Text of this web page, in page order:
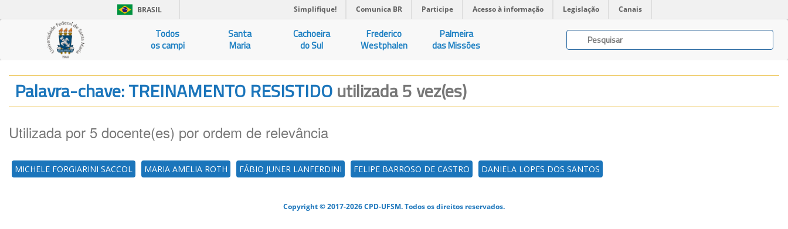
BRASIL Simplifique! Comunica BR Participe Acesso à informação Legislação Canais
Todos
os campi
Santa
Maria
Cachoeira
do Sul
Frederico
Westphalen
Palmeira
das Missões
Palavra-chave: TREINAMENTO RESISTIDOutilizada 5 vez(es)
Utilizada por 5 docente(es) por ordem de relevância
MICHELE FORGIARINI SACCOL MARIA AMELIA ROTH FÁBIO JUNER LANFERDINI FELIPE BARROSO DE CASTRO DANIELA LOPES DOS SANTOS
Copyright © 2017-2026 CPD-UFSM. Todos os direitos reservados.